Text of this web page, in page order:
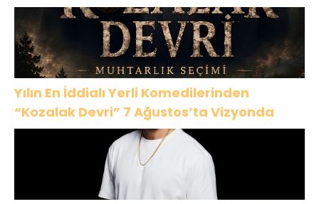
Yılın En İddialı Yerli Komedilerinden
“Kozalak Devri” 7 Ağustos’ta Vizyonda